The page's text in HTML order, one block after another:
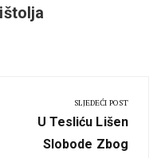
SLJEDEĆI POST
Next
Post:
U Tesliću Lišen
Slobode Zbog